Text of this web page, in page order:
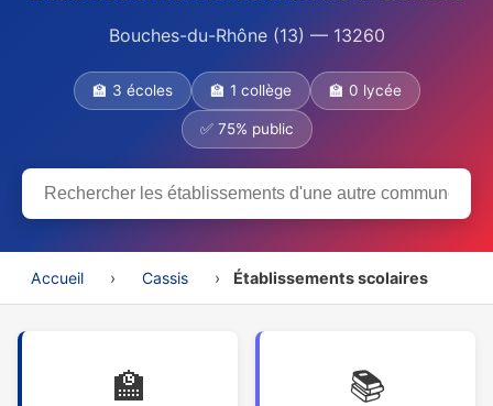
Bouches-du-Rhône (13) — 13260
🏫 3 écoles 🏫 1 collège 🏫 0 lycée
✅ 75% public
Accueil › Cassis › Établissements scolaires
🏫
📚